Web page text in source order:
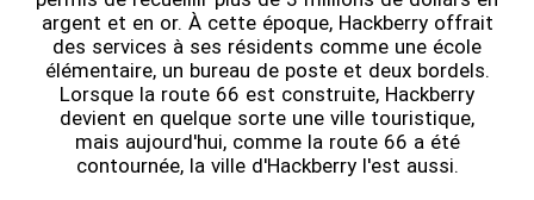
argent et en or. À cette époque, Hackberry offrait
des services à ses résidents comme une école
élémentaire, un bureau de poste et deux bordels.
Lorsque la route 66 est construite, Hackberry
devient en quelque sorte une ville touristique,
mais aujourd'hui, comme la route 66 a été
contournée, la ville d'Hackberry l'est aussi.